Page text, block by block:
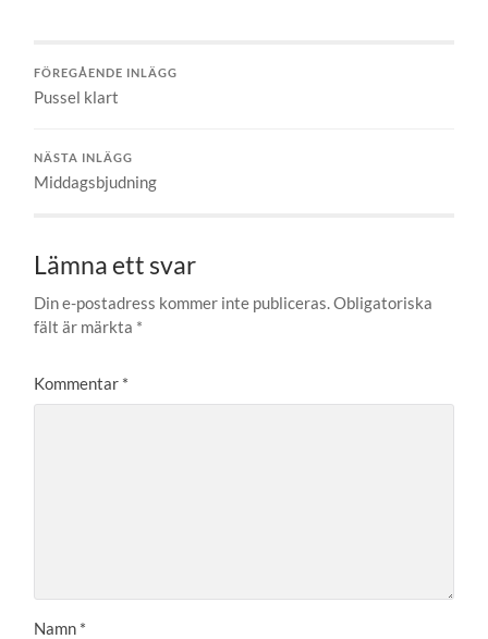
FÖREGÅENDE INLÄGG
Pussel klart
NÄSTA INLÄGG
Middagsbjudning
Lämna ett svar
Din e-postadress kommer inte publiceras.Obligatoriska
fält är märkta *
Kommentar *
Namn *